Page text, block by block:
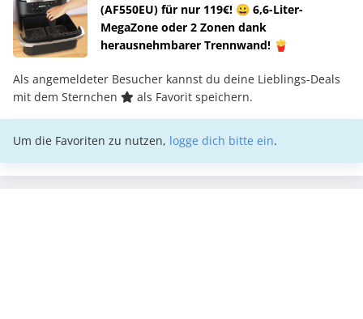
(AF550EU) für nur 119€! 😀 6,6-Liter-
MegaZone oder 2 Zonen dank
herausnehmbarer Trennwand! 🍟
Als angemeldeter Besucher kannst du deine Lieblings-Deals
mit dem Sternchen
als Favorit speichern.
Um die Favoriten zu nutzen, logge dich bitte ein.